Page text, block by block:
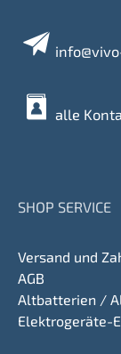
alle
SHOP SERVICE
Versand und
AGB
Altbatterien /
Elektrogeräte-